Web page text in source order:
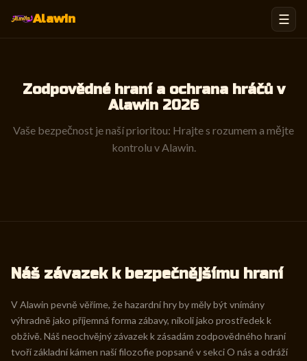
Alawin ☰
Zodpovědné hraní a ochrana hráčů v
Alawin 2026
Vaše bezpečnost je naší prioritou: Hrajte s rozumem a mějte
kontrolu v Alawin.
Náš závazek k bezpečnějšímu hraní
V Alawin pevně věříme, že hazardní hry by měly být vnímány
výhradně jako příjemná forma zábavy, nikoli jako prostředek k
obživě. Náš neochvějný závazek k zásadám zodpovědného hraní
tvoří základní kámen naší filozofie popsané v sekci O nás a odráží